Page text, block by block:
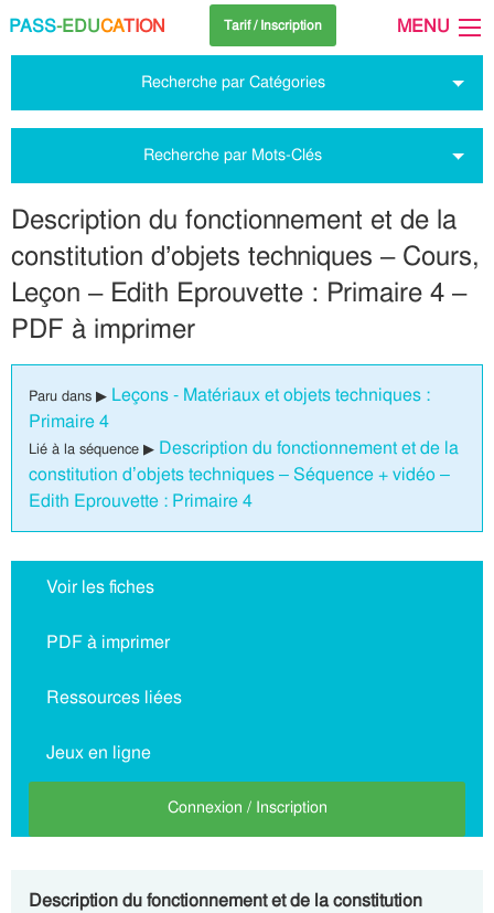
PASS-EDUCATION Tarif / Inscription MENU
Recherche par Catégories
Recherche par Mots-Clés
Description du fonctionnement et de la
constitution d’objets techniques – Cours,
Leçon – Edith Eprouvette : Primaire 4 –
PDF à imprimer
Paru dans ▶ Leçons - Matériaux et objets techniques :
Primaire 4
Lié à la séquence ▶ Description du fonctionnement et de la
constitution d’objets techniques – Séquence + vidéo –
Edith Eprouvette : Primaire 4
Voir les fiches
PDF à imprimer
Ressources liées
Jeux en ligne
Connexion / Inscription
Description du fonctionnement et de la constitution